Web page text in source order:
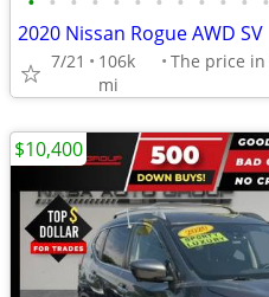
2020 Nissan Rogue AWD SV
7/21
106k
mi
$10,400